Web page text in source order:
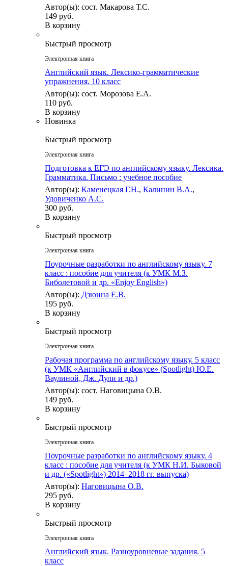
Автор(ы): сост. Макарова Т.С.
149 руб.
В корзину
Быстрый просмотр
Электронная книга
Английский язык. Лексико-грамматические
упражнения. 10 класс
Автор(ы): сост. Морозова Е.А.
110 руб.
В корзину
Новинка
Быстрый просмотр
Электронная книга
Подготовка к ЕГЭ по английскому языку. Лексика.
Грамматика. Письмо : учебное пособие
Автор(ы): Каменецкая Г.Н., Калинин В.А.,
Удовиченко А.С.
300 руб.
В корзину
Быстрый просмотр
Электронная книга
Поурочные разработки по английскому языку. 7
класс : пособие для учителя (к УМК М.З.
Биболетовой и др. «Enjoy English»)
Автор(ы): Дзюина Е.В.
195 руб.
В корзину
Быстрый просмотр
Электронная книга
Рабочая программа по английскому языку. 5 класс
(к УМК «Английский в фокусе» (Spotlight) Ю.Е.
Ваулиной, Дж. Дули и др.)
Автор(ы): сост. Наговицына О.В.
149 руб.
В корзину
Быстрый просмотр
Электронная книга
Поурочные разработки по английскому языку. 4
класс : пособие для учителя (к УМК Н.И. Быковой
и др. («Spotlight») 2014–2018 гг. выпуска)
Автор(ы): Наговицына О.В.
295 руб.
В корзину
Быстрый просмотр
Электронная книга
Английский язык. Разноуровневые задания. 5
класс